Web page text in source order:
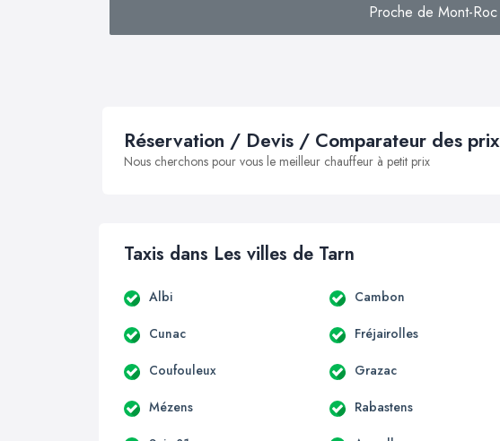
Proche de Mont-Roc
Réservation / Devis / Comparateur des prix
Nous cherchons pour vous le meilleur chauffeur à petit prix
Taxis dans Les villes de Tarn
Albi Cambon
Cunac Fréjairolles
Coufouleux Grazac
Mézens Rabastens